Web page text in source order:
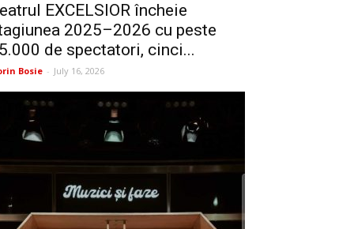
EXCELSIOR încheie
2025–2026 cu peste
de spectatori, cinci...
Bosie - July 16, 2026